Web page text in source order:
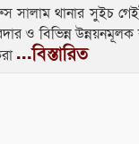
সালাম থানার সুইচ
ও বিভিন্ন উন্নয়নমূলক
...বিস্তারিত